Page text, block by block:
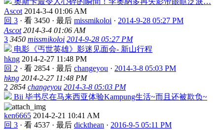
Ascot 2014-3-4 01:06 AM
回 3 · 看 3450 · 最后 missmikoloi · 2014-9-28 05:27 PM
Ascot 2014-3-4 01:06 AM
3 3450 missmikoloi 2014-9-28 05:27 PM
电影《丐世英雄》影迷见面会- 新山行程
hkng 2014-2-27 11:48 PM
回 2 · 看 2854 · 最后 changeyou · 2014-3-8 05:03 PM
hkng 2014-2-27 11:48 PM
2 2854 changeyou 2014-3-8 05:03 PM
Bii 毕书尽在马来西亚体验Kampung生活~而且还被欺负~
ken6665 2014-2-21 10:41 AM
回 3 · 看 4537 · 最后 dickthean · 2016-9-5 05:11 PM